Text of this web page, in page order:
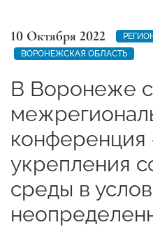
10 Октября 2022
ВОРОНЕЖСКАЯ ОБЛАСТЬ
В Воронеже
конференция
укрепления
среды в